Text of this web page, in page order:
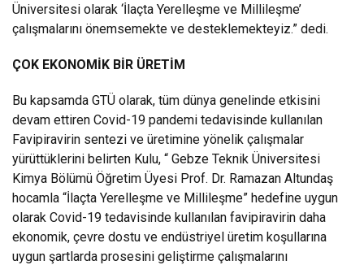
Üniversitesi olarak ‘İlaçta Yerelleşme ve Millileşme’
çalışmalarını önemsemekte ve desteklemekteyiz.” dedi.
ÇOK EKONOMİK BİR ÜRETİM
Bu kapsamda GTÜ olarak, tüm dünya genelinde etkisini
devam ettiren Covid-19 pandemi tedavisinde kullanılan
Favipiravirin sentezi ve üretimine yönelik çalışmalar
yürüttüklerini belirten Kulu, “ Gebze Teknik Üniversitesi
Kimya Bölümü Öğretim Üyesi Prof. Dr. Ramazan Altundaş
hocamla “İlaçta Yerelleşme ve Millileşme” hedefine uygun
olarak Covid-19 tedavisinde kullanılan favipiravirin daha
ekonomik, çevre dostu ve endüstriyel üretim koşullarına
uygun şartlarda prosesini geliştirme çalışmalarını